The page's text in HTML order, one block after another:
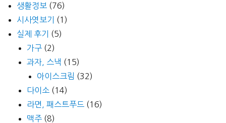
생활정보 (76)
시사엿보기
(1)
실제 후기
(5)
가구 (2)
과자, 스낵 (15)
아이스크림 (32)
다이소 (14)
라면, 패스트푸드 (16)
맥주 (8)